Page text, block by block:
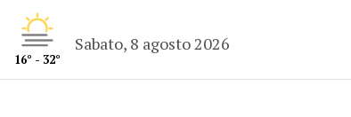
16° - 32°
Sabato, 8 agosto 2026